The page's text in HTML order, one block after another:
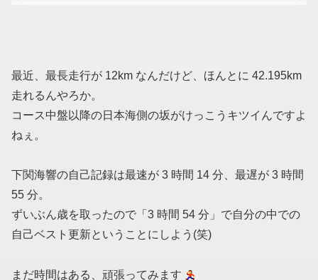
最近、最長走行が 12km なんだけど、ほんとに 42.195km
走れるんやろか。
コース中盤以降の日本海側の坂がけっこうキツイんですよ
ねぇ。
下関海響の自己記録は最速が 3 時間 14 分、最遅が 3 時間
55 分。
ずいぶん歳を取ったので「3 時間 54 分」で自分の中での
自己ベスト更新ということにしよう(笑)
まだ時間はある、頑張ってみます